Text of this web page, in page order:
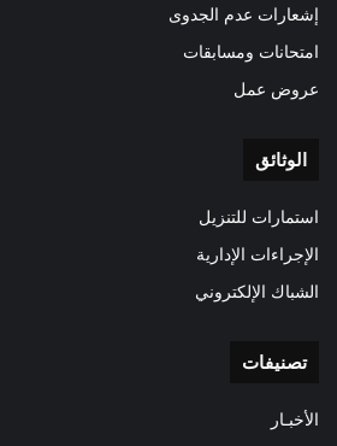
إشعارات عدم الجدوى
امتحانات ومسابقات
عروض عمل
الوثائق
استمارات للتنزيل
الإجراءات الإدارية
الشباك الإلكتروني
تصنيفات
الأخبـار